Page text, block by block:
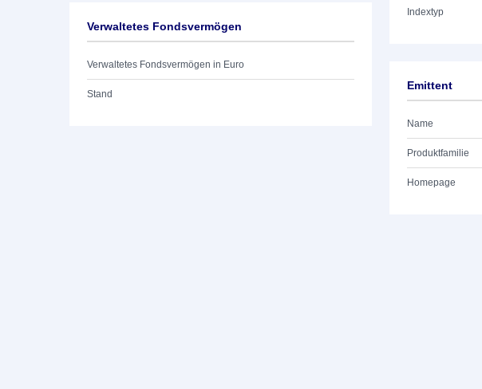
Verwaltetes Fondsvermögen
Verwaltetes Fondsvermögen in Euro
Stand
Indextyp
Emittent
Name
Produktfamilie
Homepage